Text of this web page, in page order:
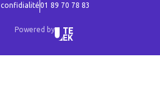
01 89 70 78 83
Powered by